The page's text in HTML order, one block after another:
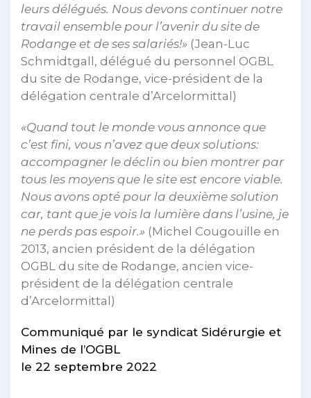
leurs délégués. Nous devons continuer notre
travail ensemble pour l’avenir du site de
Rodange et de ses salariés!» (Jean-Luc
Schmidtgall, délégué du personnel OGBL
du site de Rodange, vice-président de la
délégation centrale d’Arcelormittal)
«Quand tout le monde vous annonce que
c’est fini, vous n’avez que deux solutions:
accompagner le déclin ou bien montrer par
tous les moyens que le site est encore viable.
Nous avons opté pour la deuxième solution
car, tant que je vois la lumière dans l’usine, je
ne perds pas espoir.» (Michel Cougouille en
2013, ancien président de la délégation
OGBL du site de Rodange, ancien vice-
président de la délégation centrale
d’Arcelormittal)
Communiqué par le syndicat Sidérurgie et
Mines de l’OGBL
le 22 septembre 2022